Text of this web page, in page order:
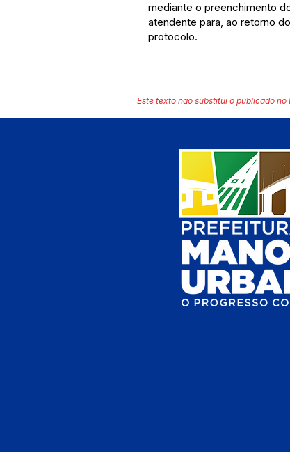
mediante o preenchimento
atendente para, ao retorno
protocolo.
Este texto não substitui o publicado